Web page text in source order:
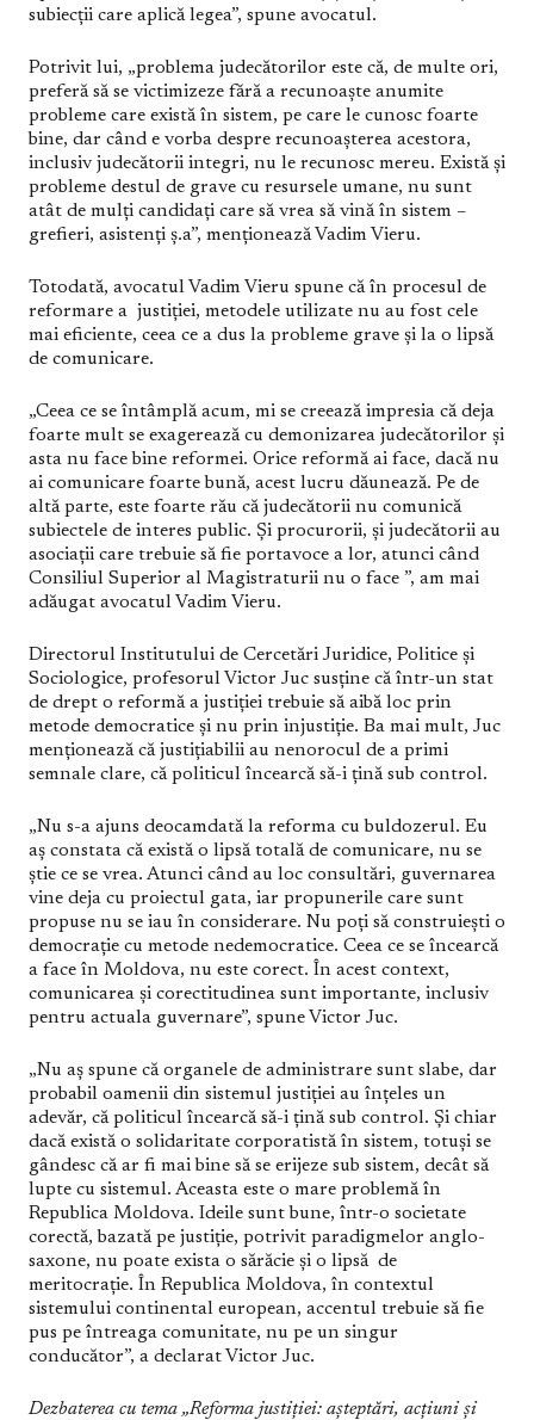
subiecții care aplică legea”, spune avocatul.
Potrivit lui, „problema judecătorilor este că, de multe ori,
preferă să se victimizeze fără a recunoaște anumite
probleme care există în sistem, pe care le cunosc foarte
bine, dar când e vorba despre recunoașterea acestora,
inclusiv judecătorii integri, nu le recunosc mereu. Există și
probleme destul de grave cu resursele umane, nu sunt
atât de mulți candidați care să vrea să vină în sistem –
grefieri, asistenți ș.a”, menționează Vadim Vieru.
Totodată, avocatul Vadim Vieru spune că în procesul de
reformare a justiției, metodele utilizate nu au fost cele
mai eficiente, ceea ce a dus la probleme grave și la o lipsă
de comunicare.
„Ceea ce se întâmplă acum, mi se creează impresia că deja
foarte mult se exagerează cu demonizarea judecătorilor și
asta nu face bine reformei. Orice reformă ai face, dacă nu
ai comunicare foarte bună, acest lucru dăunează. Pe de
altă parte, este foarte rău că judecătorii nu comunică
subiectele de interes public. Și procurorii, și judecătorii au
asociații care trebuie să fie portavoce a lor, atunci când
Consiliul Superior al Magistraturii nu o face ”, am mai
adăugat avocatul Vadim Vieru.
Directorul Institutului de Cercetări Juridice, Politice și
Sociologice, profesorul Victor Juc susține că într-un stat
de drept o reformă a justiției trebuie să aibă loc prin
metode democratice și nu prin injustiție. Ba mai mult, Juc
menționează că justițiabilii au nenorocul de a primi
semnale clare, că politicul încearcă să-i țină sub control.
„Nu s-a ajuns deocamdată la reforma cu buldozerul. Eu
aș constata că există o lipsă totală de comunicare, nu se
știe ce se vrea. Atunci când au loc consultări, guvernarea
vine deja cu proiectul gata, iar propunerile care sunt
propuse nu se iau în considerare. Nu poți să construiești o
democrație cu metode nedemocratice. Ceea ce se încearcă
a face în Moldova, nu este corect. În acest context,
comunicarea și corectitudinea sunt importante, inclusiv
pentru actuala guvernare”, spune Victor Juc.
„Nu aș spune că organele de administrare sunt slabe, dar
probabil oamenii din sistemul justiției au înțeles un
adevăr, că politicul încearcă să-i țină sub control. Și chiar
dacă există o solidaritate corporatistă în sistem, totuși se
gândesc că ar fi mai bine să se erijeze sub sistem, decât să
lupte cu sistemul. Aceasta este o mare problemă în
Republica Moldova. Ideile sunt bune, într-o societate
corectă, bazată pe justiție, potrivit paradigmelor anglo-
saxone, nu poate exista o sărăcie și o lipsă de
meritocrație. În Republica Moldova, în contextul
sistemului continental european, accentul trebuie să fie
pus pe întreaga comunitate, nu pe un singur
conducător”, a declarat Victor Juc.
Dezbaterea cu tema „Reforma justiției: așteptări, acțiuni și